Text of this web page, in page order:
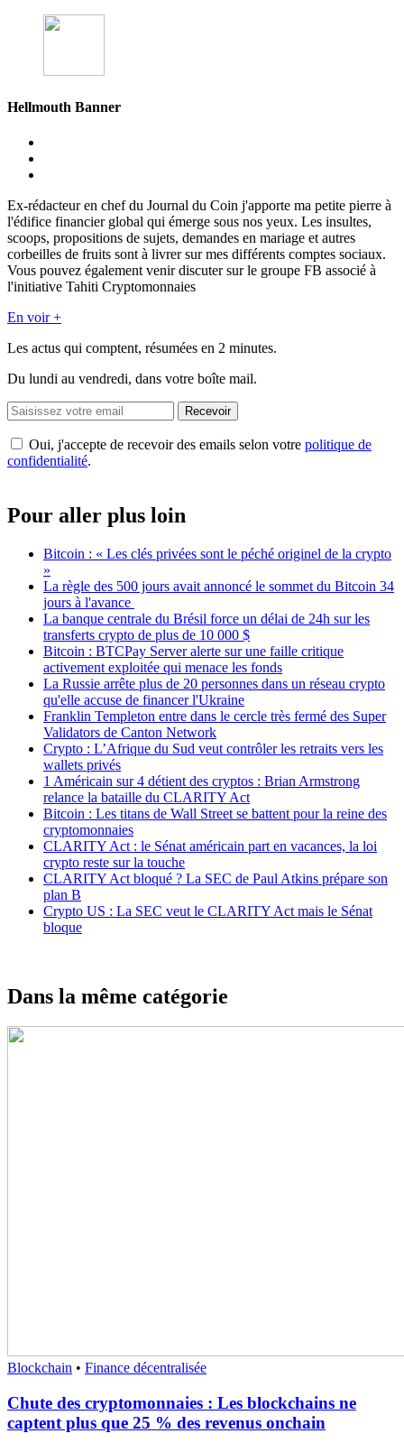
Hellmouth Banner
Ex-rédacteur en chef du Journal du Coin j'apporte ma petite pierre à
l'édifice financier global qui émerge sous nos yeux. Les insultes,
scoops, propositions de sujets, demandes en mariage et autres
corbeilles de fruits sont à livrer sur mes différents comptes sociaux.
Vous pouvez également venir discuter sur le groupe FB associé à
l'initiative Tahiti Cryptomonnaies
En voir +
Les actus qui comptent, résumées en 2 minutes.
Du lundi au vendredi, dans votre boîte mail.
Recevoir
Oui, j'accepte de recevoir des emails selon votre politique de
confidentialité.
Pour aller plus loin
Bitcoin : « Les clés privées sont le péché originel de la crypto
»
La règle des 500 jours avait annoncé le sommet du Bitcoin 34
jours à l'avance
La banque centrale du Brésil force un délai de 24h sur les
transferts crypto de plus de 10 000 $
Bitcoin : BTCPay Server alerte sur une faille critique
activement exploitée qui menace les fonds
La Russie arrête plus de 20 personnes dans un réseau crypto
qu'elle accuse de financer l'Ukraine
Franklin Templeton entre dans le cercle très fermé des Super
Validators de Canton Network
Crypto : L’Afrique du Sud veut contrôler les retraits vers les
wallets privés
1 Américain sur 4 détient des cryptos : Brian Armstrong
relance la bataille du CLARITY Act
Bitcoin : Les titans de Wall Street se battent pour la reine des
cryptomonnaies
CLARITY Act : le Sénat américain part en vacances, la loi
crypto reste sur la touche
CLARITY Act bloqué ? La SEC de Paul Atkins prépare son
plan B
Crypto US : La SEC veut le CLARITY Act mais le Sénat
bloque
Dans la même catégorie
Blockchain • Finance décentralisée
Chute des cryptomonnaies : Les blockchains ne
captent plus que 25 % des revenus onchain